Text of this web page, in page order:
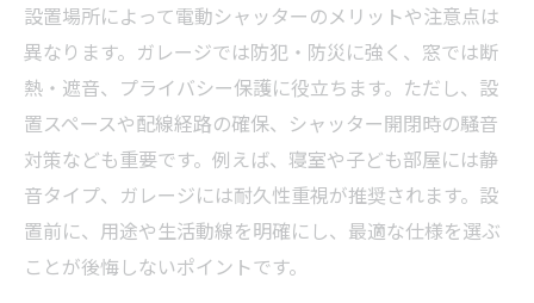
設置場所によって電動シャッターのメリットや注意点は
異なります。ガレージでは防犯・防災に強く、窓では断
熱・遮音、プライバシー保護に役立ちます。ただし、設
置スペースや配線経路の確保、シャッター開閉時の騒音
対策なども重要です。例えば、寝室や子ども部屋には静
音タイプ、ガレージには耐久性重視が推奨されます。設
置前に、用途や生活動線を明確にし、最適な仕様を選ぶ
ことが後悔しないポイントです。